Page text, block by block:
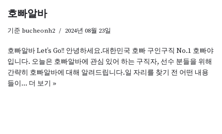
호빠알바
기준 bucheonh2 2024년 08월 23일
호빠알바 Let’s Go!! 안녕하세요.대한민국 호빠 구인구직 No.1 호빠야
입니다. 오늘은 호빠알바에 관심 있어 하는 구직자, 선수 분들을 위해
간략히 호빠알바에 대해 알려드립니다.일 자리를 찾기 전 어떤 내용
들이… 더 보기 »